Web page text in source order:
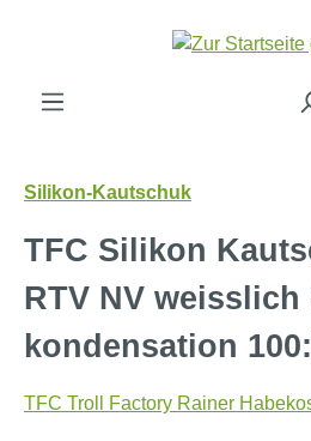
Zum Hauptinhalt springen
Silikon-Kautschuk
TFC Silikon
RTV NV weisslich
kondensation
TFC Troll Factory Rainer